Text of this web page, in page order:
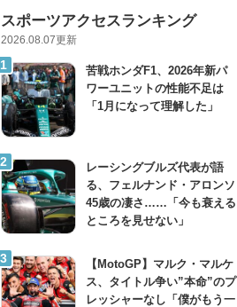
スポーツアクセスランキング
2026.08.07更新
苦戦ホンダF1、2026年新パ
ワーユニットの性能不足は
「1月になって理解した」
レーシングブルズ代表が語
る、フェルナンド・アロンソ
45歳の凄さ……「今も衰える
ところを見せない」
【MotoGP】マルク・マルケ
ス、タイトル争い”本命”のプ
レッシャーなし「僕がもう一